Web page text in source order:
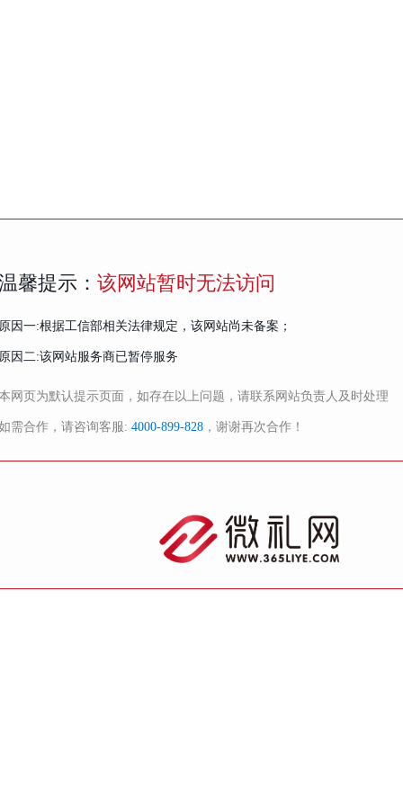
馨提示： 该网站暂时无法访问
因一:根据工信部相关法律规定，该网站尚未备案；
因二:该网站服务商已暂停服务
网页为默认提示页面，如存在以上问题，请联系网站负责人及时处理
需合作，请咨询客服: 4000-899-828 ，谢谢再次合作！